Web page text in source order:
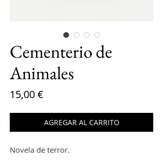
Cementerio de
Animales
15,00 €
AGREGAR AL CARRITO
Novela de terror.